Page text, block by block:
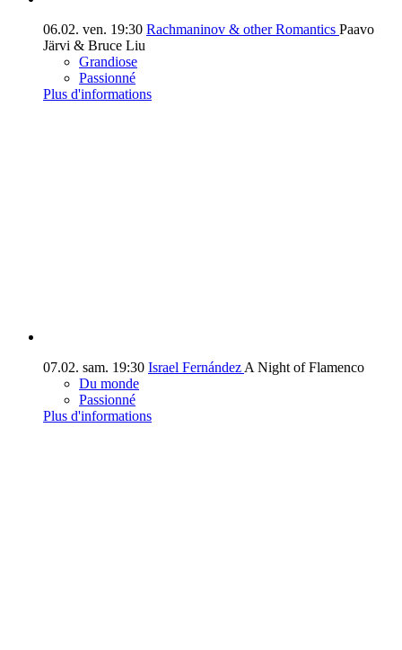
06.02. ven. 19:30 Rachmaninov & other Romantics Paavo
Järvi & Bruce Liu
Grandiose
Passionné
Plus d'informations
07.02. sam. 19:30 Israel Fernández A Night of Flamenco
Du monde
Passionné
Plus d'informations